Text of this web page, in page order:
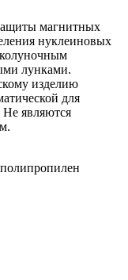
магнитных
нуклеиновых
лунками.
изделию
для
являются